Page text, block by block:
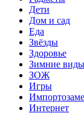
Дети
Дом и сад
Еда
Звёзды
Здоровье
Зимние виды
ЗОЖ
Игры
Интернет